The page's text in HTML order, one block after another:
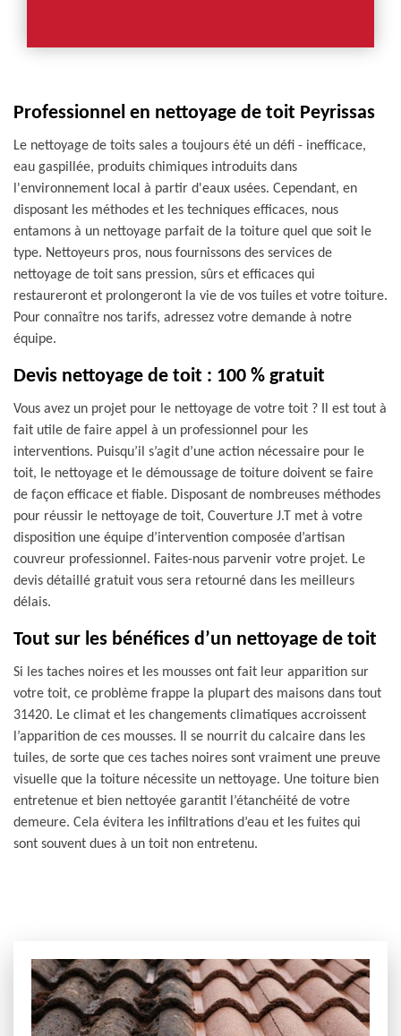
Professionnel en nettoyage de toit Peyrissas
Le nettoyage de toits sales a toujours été un défi - inefficace,
eau gaspillée, produits chimiques introduits dans
l'environnement local à partir d'eaux usées. Cependant, en
disposant les méthodes et les techniques efficaces, nous
entamons à un nettoyage parfait de la toiture quel que soit le
type. Nettoyeurs pros, nous fournissons des services de
nettoyage de toit sans pression, sûrs et efficaces qui
restaureront et prolongeront la vie de vos tuiles et votre toiture.
Pour connaître nos tarifs, adressez votre demande à notre
équipe.
Devis nettoyage de toit : 100 % gratuit
Vous avez un projet pour le nettoyage de votre toit ? Il est tout à
fait utile de faire appel à un professionnel pour les
interventions. Puisqu’il s’agit d’une action nécessaire pour le
toit, le nettoyage et le démoussage de toiture doivent se faire
de façon efficace et fiable. Disposant de nombreuses méthodes
pour réussir le nettoyage de toit, Couverture J.T met à votre
disposition une équipe d’intervention composée d’artisan
couvreur professionnel. Faites-nous parvenir votre projet. Le
devis détaillé gratuit vous sera retourné dans les meilleurs
délais.
Tout sur les bénéfices d’un nettoyage de toit
Si les taches noires et les mousses ont fait leur apparition sur
votre toit, ce problème frappe la plupart des maisons dans tout
31420. Le climat et les changements climatiques accroissent
l’apparition de ces mousses. Il se nourrit du calcaire dans les
tuiles, de sorte que ces taches noires sont vraiment une preuve
visuelle que la toiture nécessite un nettoyage. Une toiture bien
entretenue et bien nettoyée garantit l’étanchéité de votre
demeure. Cela évitera les infiltrations d’eau et les fuites qui
sont souvent dues à un toit non entretenu.